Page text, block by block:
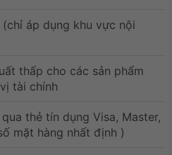
áp dụng khu vực nội
thấp cho các sản phẩm
tài chính
thẻ tín dụng Visa, Master,
mặt hàng nhất định )